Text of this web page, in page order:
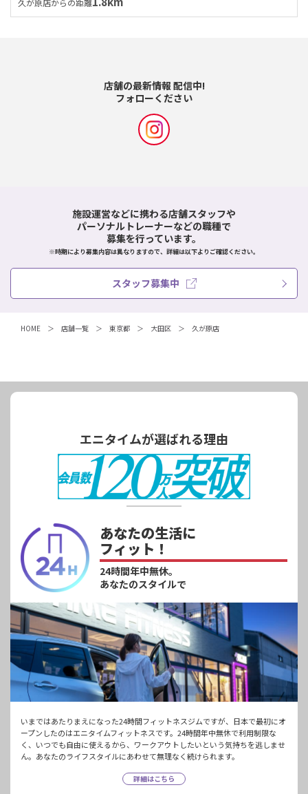
久が原店からの距離
店舗の最新情報 配信中!
フォローください
施設運営などに携わる店舗スタッフや
パーソナルトレーナーなどの職種で
募集を行っています。
※時期により募集内容は異なりますので、詳細は以下よりご確認ください。
スタッフ募集中
HOME 店舗一覧 東京都 大田区 久が原店
エニタイムが選ばれる理由
あなたの生活に
フィット！
24時間年中無休。
あなたのスタイルで
いまではあたりまえになった24時間フィットネスジムですが、日本で最初にオ
ープンしたのはエニタイムフィットネスです。24時間年中無休で利用制限な
く、いつでも自由に使えるから、ワークアウトしたいという気持ちを逃しませ
ん。あなたのライフスタイルにあわせて無理なく続けられます。
詳細はこちら